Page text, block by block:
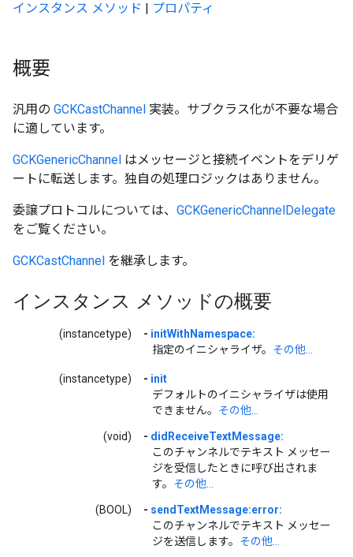
インスタンス メソッド | プロパティ
概要
汎用の GCKCastChannel 実装。サブクラス化が不要な場合
に適しています。
GCKGenericChannel はメッセージと接続イベントをデリゲ
ートに転送します。独自の処理ロジックはありません。
委譲プロトコルについては、 GCKGenericChannelDelegate
をご覧ください。
GCKCastChannel を継承します。
インスタンス メソッドの概要
(instancetype) - initWithNamespace:
指定のイニシャライザ。 その他...
(instancetype) - init
デフォルトのイニシャライザは使用
できません。 その他...
(void) - didReceiveTextMessage:
このチャンネルでテキスト メッセー
ジを受信したときに呼び出されま
す。 その他...
(BOOL) - sendTextMessage:error:
このチャンネルでテキスト メッセー
ジを送信します。 その他...